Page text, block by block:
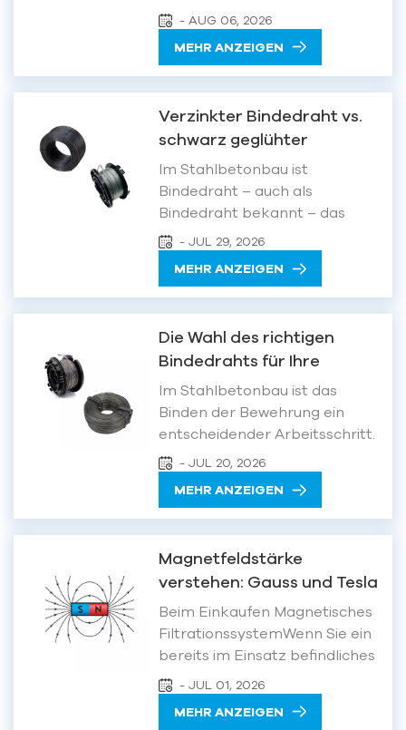
komplexen
Metallbearbeitungsprozess.
Die Umwandlung von dickem,
kohlenstoffarmem Stahldraht
erfordert mehrere präzise
Arbeitsschritte – Ziehen,
Glühen, Beizen,
Flussmittelauftrag und Verzi...
- AUG 06, 2026
MEHR ANZEIGEN
Verzinkter Bindedraht vs.
schwarz geglühter
Bindedraht: Wie wählt man
den richtigen Draht für die
Stahlstabverbindung?
Im Stahlbetonbau ist
Bindedraht – auch als
Bindedraht bekannt – das
grundlegendste und am
weitesten verbreitete
Hilfsmittel zur Befestigung von
Stahlbewehrungskörben. Bei
gängigsten Optionen auf dem
Markt –verzinkter Bindedraht
und schwarz geglühtem
Bindedraht – viele Projektm...
- JUL 29, 2026
MEHR ANZEIGEN
Die Wahl des richtigen
Bindedrahts für Ihre
Bewehrungsbindemaschine:
Ein praktischer Leitfaden
Im Stahlbetonbau ist das
Binden der Bewehrung ein
entscheidender Arbeitsschritt.
Angesichts der stetig
steigenden Anforderungen an
die Baueffizienz ersetzen
vollautomatische
zunehmend die traditionellen
manuellen Methoden und
gelten als wahre
Produktivitätsbooster auf
Bauste...
- JUL 20, 2026
MEHR ANZEIGEN
Magnetfeldstärke
verstehen: Gauss und Tesla
erklärt
Beim Einkaufen Magnetisches
FiltrationssystemWenn Sie ein
bereits im Einsatz befindliches
Gerät bewerten, stoßen Sie
schnell auf zwei Maßeinheiten:
Gauß (G) und Tesla (T). Beide
- JUL 01, 2026
MEHR ANZEIGEN